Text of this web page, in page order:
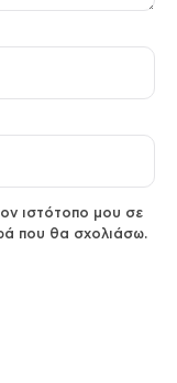
ιστότοπο μου σε
που θα σχολιάσω.